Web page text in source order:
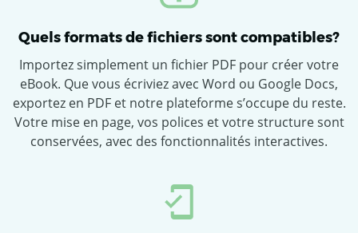
Quels formats de fichiers sont compatibles?
Importez simplement un fichier PDF pour créer votre
eBook. Que vous écriviez avec Word ou Google Docs,
exportez en PDF et notre plateforme s’occupe du reste.
Votre mise en page, vos polices et votre structure sont
conservées, avec des fonctionnalités interactives.